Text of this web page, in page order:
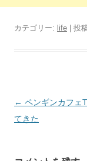
カテゴリー: life | 投
投
稿
← ペンギンカフェ
てきた